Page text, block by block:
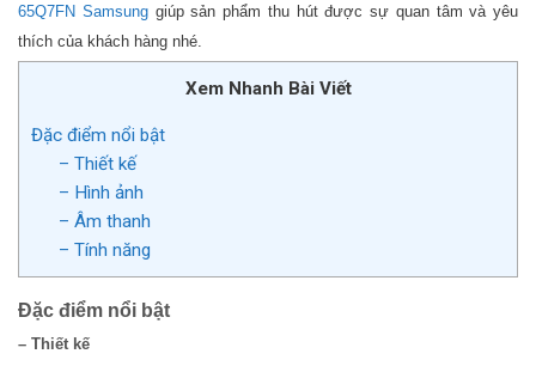
65Q7FN Samsunggiúp sản phẩm thu hút được sự quan tâm và yêu
thích của khách hàng nhé.
Xem Nhanh Bài Viết
Đặc điểm nổi bật
– Thiết kế
– Hình ảnh
– Âm thanh
– Tính năng
Đặc điểm nổi bật
– Thiết kế